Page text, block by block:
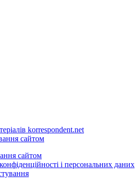
korrespondent.net
сайтом
сайтом
і персональних даних